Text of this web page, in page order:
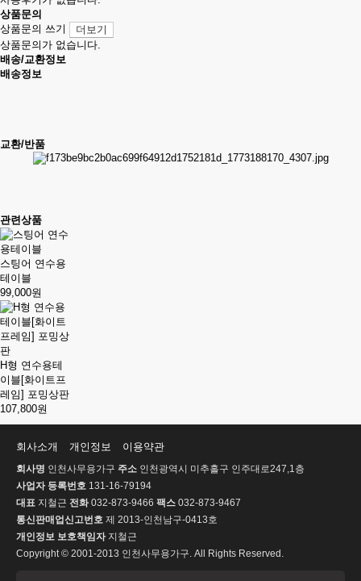
상품문의
상품문의 쓰기
더보기
상품문의가 없습니다.
배송/교환정보
배송정보
교환/반품
관련상품
스팅어 연수용
테이블
99,000원
H형 연수용테
이블[화이트프
레임] 포밍상판
107,800원
회사소개 개인정보 이용약관
회사명 인천사무용가구 주소 인천광역시 미추홀구 인주대로247,1층
사업자 등록번호 131-16-79194
대표 지철근 전화032-873-9466 팩스 032-873-9467
통신판매업신고번호 제 2013-인천남구-0413호
개인정보 보호책임자지철근
Copyright © 2001-2013 인천사무용가구. All Rights Reserved.